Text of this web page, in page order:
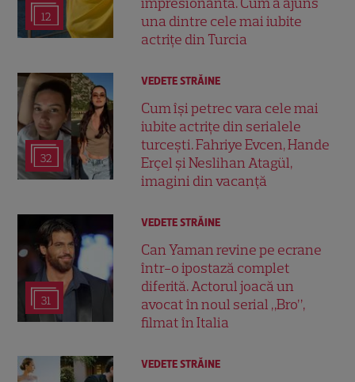
12
una dintre cele mai iubite
actrițe din Turcia
32
VEDETE STRĂINE
Cum își petrec vara cele mai
iubite actrițe din serialele
turcești. Fahriye Evcen, Hande
Erçel și Neslihan Atagül,
imagini din vacanță
31
VEDETE STRĂINE
Can Yaman revine pe ecrane
într-o ipostază complet
diferită. Actorul joacă un
avocat în noul serial „Bro”,
filmat în Italia
VEDETE STRĂINE